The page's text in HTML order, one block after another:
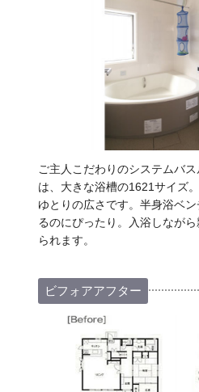
ご主人こだわりのシステムバス
は、大きな浴槽の1621サイズ
ゆとりの広さです。半身浴ベ
るのにぴったり。入浴しなが
られます。
ビフォアアフター